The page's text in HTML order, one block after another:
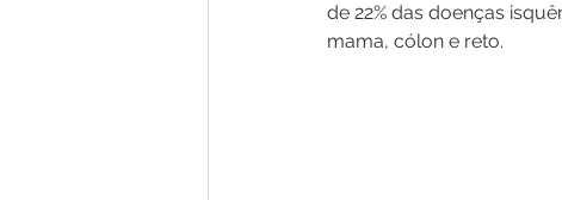
de 22% das doenças
mama, cólon e reto.